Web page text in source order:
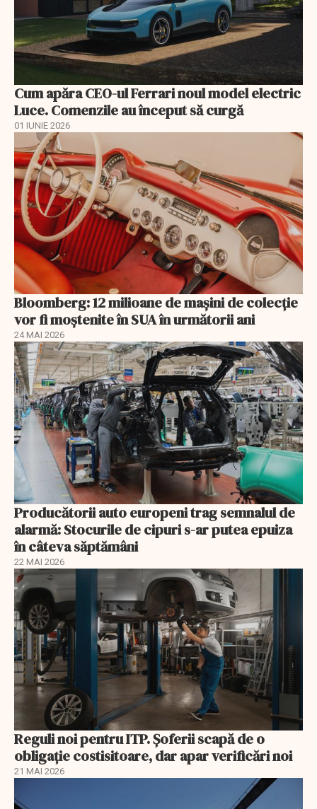
Cum apăra CEO-ul Ferrari noul model electric
Luce. Comenzile au început să curgă
01 IUNIE 2026
Bloomberg: 12 milioane de mașini de colecție
vor fi moștenite în SUA în următorii ani
24 MAI 2026
Producătorii auto europeni trag semnalul de
alarmă: Stocurile de cipuri s-ar putea epuiza
în câteva săptămâni
22 MAI 2026
Reguli noi pentru ITP. Șoferii scapă de o
obligație costisitoare, dar apar verificări noi
21 MAI 2026